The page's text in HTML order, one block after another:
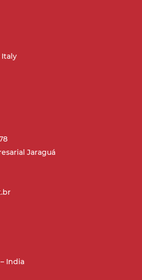
in metallo zincato
grigio RAL7035
integrate nel tappeto
(lato sinistro), riduttore
asincrono trifase
400Vac-50Hz-3F
termica motore
Italy
Jaraguá
India